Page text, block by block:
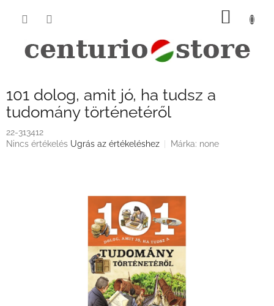
KOSÁR
101 dolog, amit jó, ha tudsz a
tudomány történetéről
22-313412
A
Nincs értékelés Ugrás az értékeléshez Márka: none